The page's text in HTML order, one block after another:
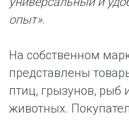
опыт».
На собственном
представлены
птиц, грызунов, рыб
животных.